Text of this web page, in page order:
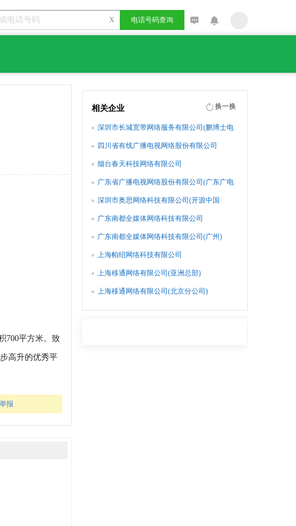
X 电话号码查询
700平方米。致
高升的优秀平
举报
相关企业 换一换
深圳市长城宽带网络服务有限公司(鹏博士电
四川省有线广播电视网络股份有限公司
烟台春天科技网络有限公司
广东省广播电视网络股份有限公司(广东广电
深圳市奥思网络科技有限公司(开源中国
广东南都全媒体网络科技有限公司
广东南都全媒体网络科技有限公司(广州)
上海帕绍网络科技有限公司
上海移通网络有限公司(亚洲总部)
上海移通网络有限公司(北京分公司)